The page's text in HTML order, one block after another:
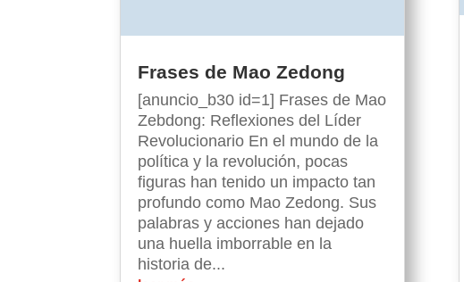
Frases de Mao Zedong
[anuncio_b30 id=1] Frases de Mao
Zebdong: Reflexiones del Líder
Revolucionario En el mundo de la
política y la revolución, pocas
figuras han tenido un impacto tan
profundo como Mao Zedong. Sus
palabras y acciones han dejado
una huella imborrable en la
historia de...